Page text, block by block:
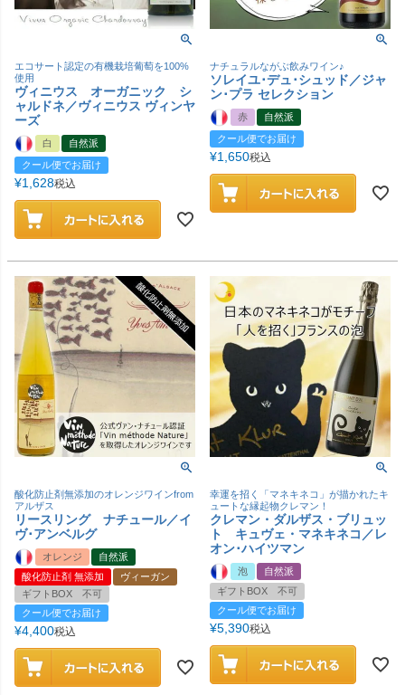
エコサート認定の有機栽培葡萄を100%
使用
ヴィニウス オーガニック シ
ャルドネ／ヴィニウス ヴィンヤ
ーズ
白
自然派
クール便でお届け
¥1,628税込
ナチュラルながぶ飲みワイン♪
ソレイユ･デュ･シュッド／ジャ
ン･プラ セレクション
赤
自然派
クール便でお届け
¥1,650税込
酸化防止剤無添加のオレンジワインfrom
アルザス
リースリング ナチュール／イ
ヴ･アンベルグ
オレンジ
自然派
酸化防止剤 無添加
ヴィーガン
ギフトBOX 不可
クール便でお届け
¥4,400税込
幸運を招く「マネキネコ」が描かれたキ
ュートな縁起物クレマン！
クレマン・ダルザス・ブリュッ
ト キュヴェ・マネキネコ／レ
オン･ハイツマン
泡
自然派
ギフトBOX 不可
クール便でお届け
¥5,390税込